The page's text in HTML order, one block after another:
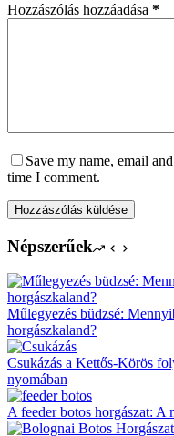
Hozzászólás hozzáadása *
Save my name, email
time I comment.
Hozzászólás küldése
Népszerűek
Műlegyezés büdzsé:
horgászkaland?
Csukázás a Kettős-Körös
nyomában
A feeder botos horgászat: A